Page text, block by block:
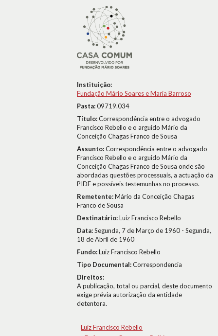
Instituição:
Fundação Mário Soares e Maria Barroso
Pasta:09719.034
Título:Correspondência entre o advogado
Francisco Rebello e o arguido Mário da
Conceição Chagas Franco de Sousa
Assunto:Correspondência entre o advogado
Francisco Rebello e o arguido Mário da
Conceição Chagas Franco de Sousa onde são
abordadas questões processuais, a actuação da
PIDE e possíveis testemunhas no processo.
Remetente:Mário da Conceição Chagas
Franco de Sousa
Destinatário:Luiz Francisco Rebello
Data:Segunda, 7 de Março de 1960 - Segunda,
18 de Abril de 1960
Fundo:Luiz Francisco Rebello
Tipo Documental:Correspondencia
Direitos:
A publicação, total ou parcial, deste documento
exige prévia autorização da entidade
detentora.
Luiz Francisco Rebello